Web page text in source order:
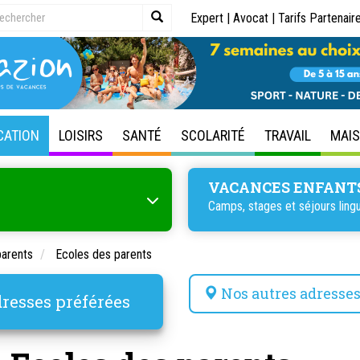
Expert | Avocat | Tarifs
LOISIRS SANTÉ SCOLARITÉ TRAVAIL
VACANCES
Camps, stages et séjours
Ecoles des parents
préférées Nos autres adresses